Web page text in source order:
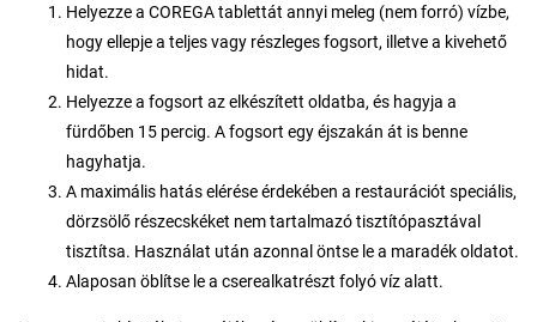
Helyezze a COREGA tablettát annyi meleg (nem forró) vízbe,
hogy ellepje a teljes vagy részleges fogsort, illetve a kivehető
hidat.
Helyezze a fogsort az elkészített oldatba, és hagyja a
fürdőben 15 percig. A fogsort egy éjszakán át is benne
hagyhatja.
A maximális hatás elérése érdekében a restaurációt speciális,
dörzsölő részecskéket nem tartalmazó tisztítópasztával
tisztítsa. Használat után azonnal öntse le a maradék oldatot.
Alaposan öblítse le a cserealkatrészt folyó víz alatt.